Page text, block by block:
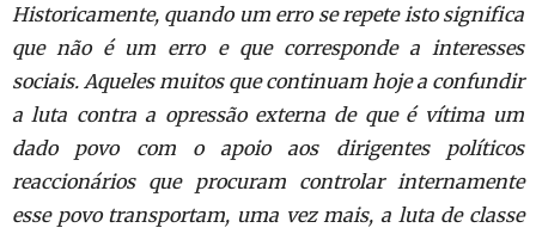
Historicamente, quando um erro se repete isto significa
que não é um erro e que corresponde a interesses
sociais. Aqueles muitos que continuam hoje a confundir
a luta contra a opressão externa de que é vítima um
dado povo com o apoio aos dirigentes políticos
reaccionários que procuram controlar internamente
esse povo transportam, uma vez mais, a luta de classe